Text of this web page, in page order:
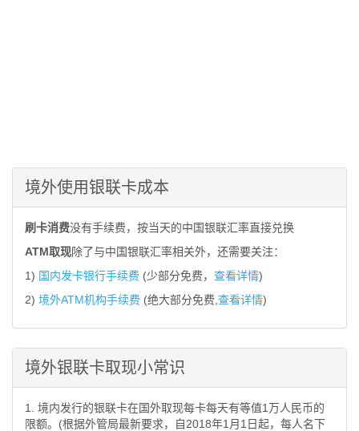
境外使用银联卡成本
刷卡消费没有手续费，按当天的中国银联汇率直接兑换
ATM取现除了与中国银联汇率相关外，还需要关注：
1) 国内发卡银行手续费 (少部分免费， 查看详情)
2) 境外ATM机构手续费 (绝大部分免费, 查看详情)
境外银联卡取现小常识
1. 境内发行的银联卡在国外取现每卡每天有等值1万人民币的
限额。(根据外管局最新要求，自2018年1月1日起，每人名下